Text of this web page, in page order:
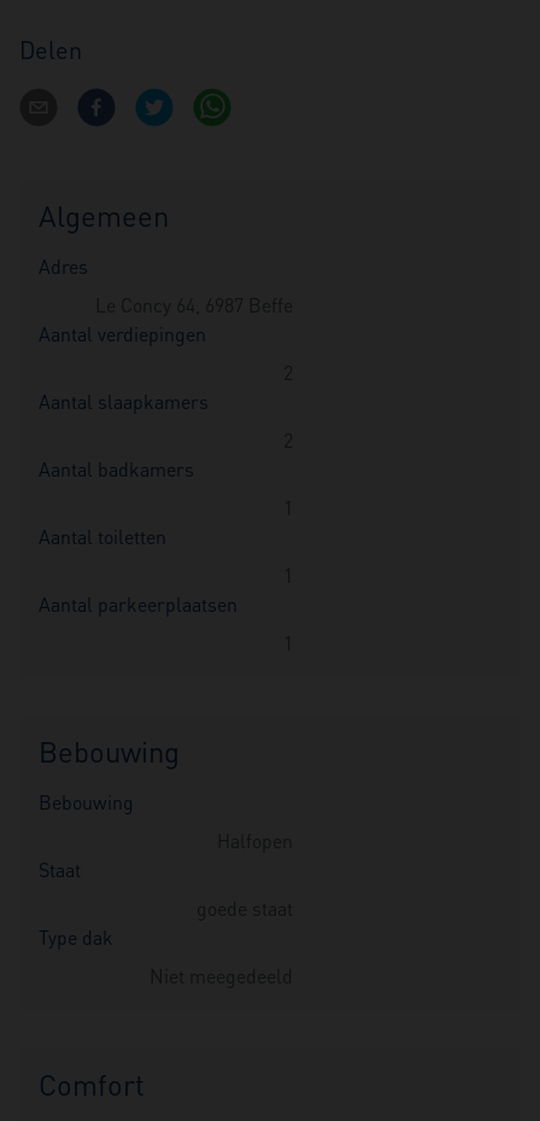
Delen
Algemeen
Adres
Aantal verdiepingen
Aantal slaapkamers
Aantal badkamers
Aantal toiletten
Aantal parkeerplaatsen
Bebouwing
Bebouwing
Staat
Type dak
Comfort